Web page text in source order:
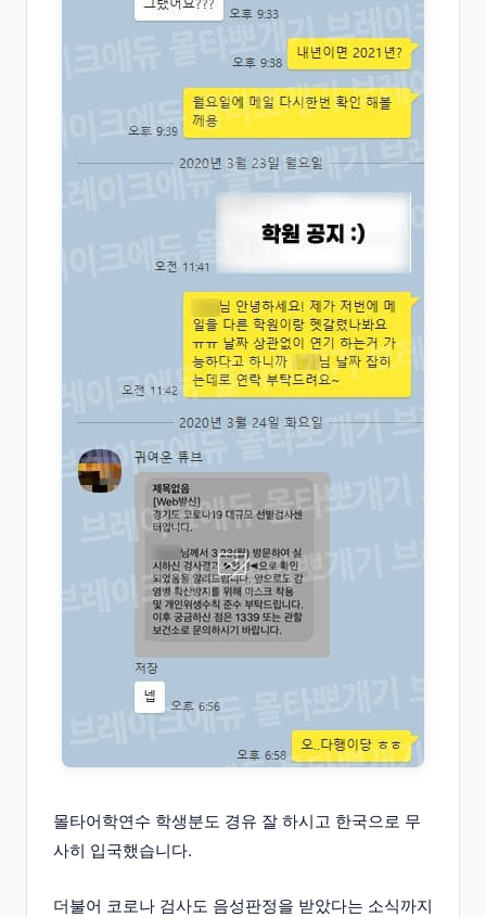
몰타어학연수 학생분도 경유 잘 하시고 한국으로 무
사히 입국했습니다.
더불어 코로나 검사도 음성판정을 받았다는 소식까지